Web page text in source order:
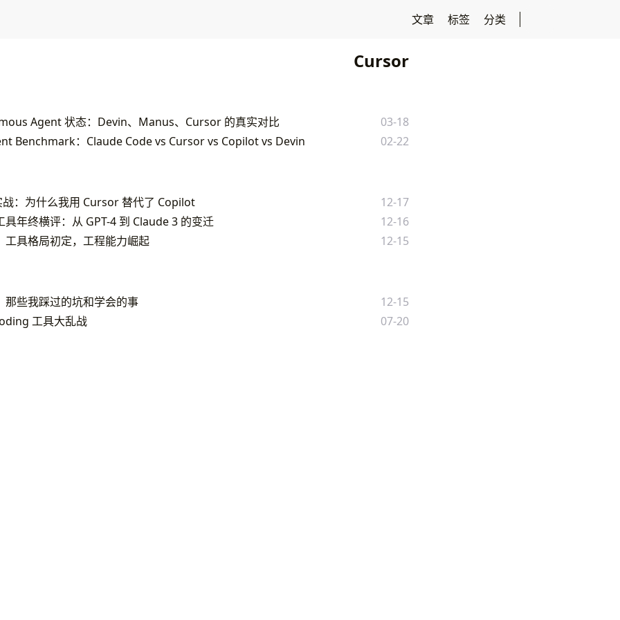
文章 标签 分类
Cursor
Agent 状态：Devin、Manus、Cursor 的真实对比
03-18
Benchmark：Claude Code vs Cursor vs Copilot vs Devin
02-22
：为什么我用 Cursor 替代了 Copilot
12-17
具年终横评：从 GPT-4 到 Claude 3 的变迁
12-16
工具格局初定，工程能力崛起
12-15
那些我踩过的坑和学会的事
12-15
工具大乱战
07-20